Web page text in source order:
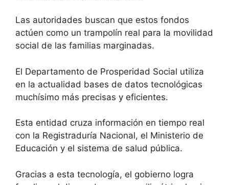
Las autoridades buscan que estos fondos
actúen como un trampolín real para la movilidad
social de las familias marginadas.
El Departamento de Prosperidad Social utiliza
en la actualidad bases de datos tecnológicas
muchísimo más precisas y eficientes.
Esta entidad cruza información en tiempo real
con la Registraduría Nacional, el Ministerio de
Educación y el sistema de salud pública.
Gracias a esta tecnología, el gobierno logra